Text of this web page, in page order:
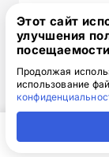
от 1 320₽
Узнать
После
Полный
Этот сайт
улучшения
посещаемости
Продолжая
использование